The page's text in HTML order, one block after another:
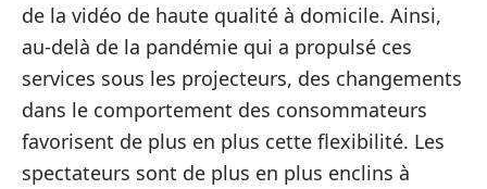
de la vidéo de haute qualité à domicile. Ainsi,
au-delà de la pandémie qui a propulsé ces
services sous les projecteurs, des changements
dans le comportement des consommateurs
favorisent de plus en plus cette flexibilité. Les
spectateurs sont de plus en plus enclins à